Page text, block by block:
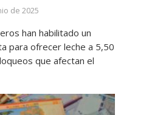
de 2025
han habilitado un
para ofrecer leche a 5,50
que afectan el